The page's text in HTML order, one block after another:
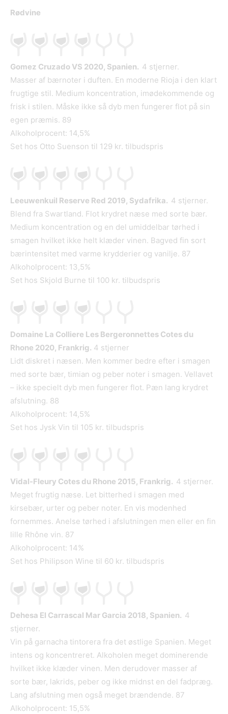
Rødvine
Gomez Cruzado VS 2020, Spanien. 4 stjerner.
Masser af bærnoter i duften. En moderne Rioja i den klart
frugtige stil. Medium koncentration, imødekommende og
frisk i stilen. Måske ikke så dyb men fungerer flot på sin
egen præmis. 89
Alkoholprocent: 14,5%
Set hos Otto Suenson til 129 kr. tilbudspris
Leeuwenkuil Reserve Red 2019, Sydafrika. 4 stjerner.
Blend fra Swartland. Flot krydret næse med sorte bær.
Medium koncentration og en del umiddelbar tørhed i
smagen hvilket ikke helt klæder vinen. Bagved fin sort
bærintensitet med varme krydderier og vanilje. 87
Alkoholprocent: 13,5%
Set hos Skjold Burne til 100 kr. tilbudspris
Domaine La Colliere Les Bergeronnettes Cotes du
Rhone 2020, Frankrig. 4 stjerner
Lidt diskret i næsen. Men kommer bedre efter i smagen
med sorte bær, timian og peber noter i smagen. Vellavet
– ikke specielt dyb men fungerer flot. Pæn lang krydret
afslutning. 88
Alkoholprocent: 14,5%
Set hos Jysk Vin til 105 kr. tilbudspris
Vidal-Fleury Cotes du Rhone 2015, Frankrig. 4 stjerner.
Meget frugtig næse. Let bitterhed i smagen med
kirsebær, urter og peber noter. En vis modenhed
fornemmes. Anelse tørhed i afslutningen men eller en fin
lille Rhône vin. 87
Alkoholprocent: 14%
Set hos Philipson Wine til 60 kr. tilbudspris
Dehesa El Carrascal Mar Garcia 2018, Spanien. 4
stjerner.
Vin på garnacha tintorera fra det østlige Spanien. Meget
intens og koncentreret. Alkoholen meget dominerende
hvilket ikke klæder vinen. Men derudover masser af
sorte bær, lakrids, peber og ikke midnst en del fadpræg.
Lang afslutning men også meget brændende. 87
Alkoholprocent: 15,5%